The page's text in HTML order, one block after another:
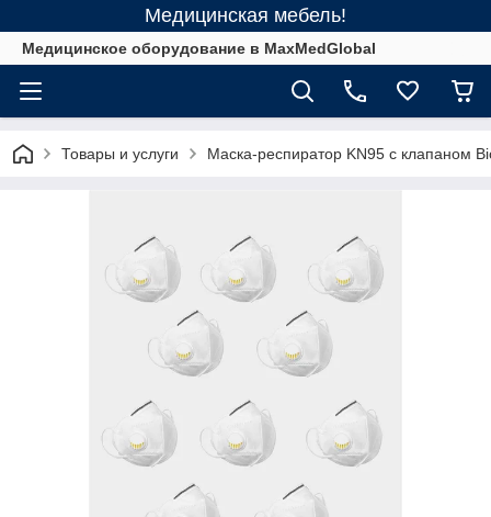
Медицинская мебель!
Медицинское оборудование в MaxMedGlobal
Товары и услуги Маска-респиратор KN95 c клапаном